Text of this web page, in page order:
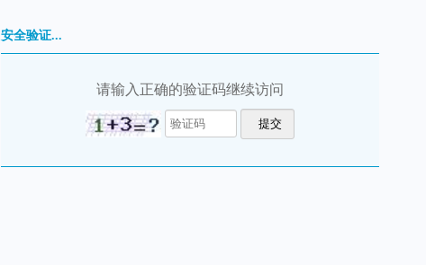
安全验证...
请输入正确的验证码继续访问